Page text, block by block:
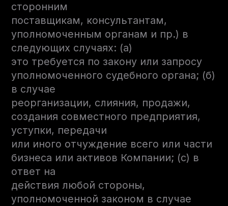
сторонним
поставщикам, консультантам,
уполномоченным органам и пр.) в
следующих случаях: (а)
это требуется по закону или запросу
уполномоченного судебного органа; (б)
в случае
реорганизации, слияния, продажи,
создания совместного предприятия,
уступки, передачи
или иного отчуждение всего или части
бизнеса или активов Компании; (c) в
ответ на
действия любой стороны,
уполномоченной законом в случае